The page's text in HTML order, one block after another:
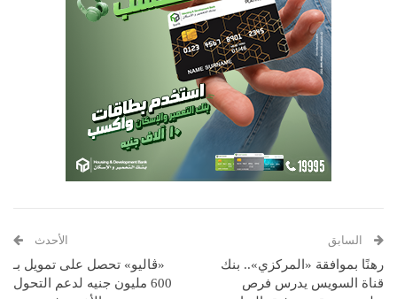
السابق
رهنًا بموافقة «المركزي».. بنك
قناة السويس يدرس فرص
الأحدث
«ڤاليو» تحصل على تمويل بـ
600 مليون جنيه لدعم التحول